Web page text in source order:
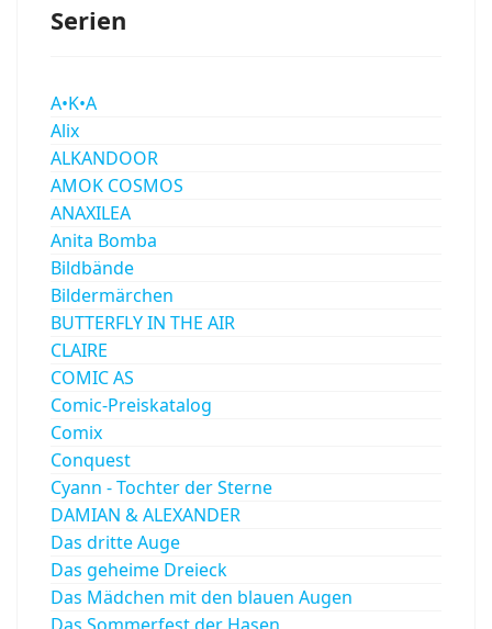
Serien
A•K•A
Alix
ALKANDOOR
AMOK COSMOS
ANAXILEA
Anita Bomba
Bildbände
Bildermärchen
BUTTERFLY IN THE AIR
CLAIRE
COMIC AS
Comic-Preiskatalog
Comix
Conquest
Cyann - Tochter der Sterne
DAMIAN & ALEXANDER
Das dritte Auge
Das geheime Dreieck
Das Mädchen mit den blauen Augen